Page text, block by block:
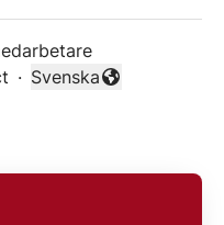
·
Byt språk
Svenska